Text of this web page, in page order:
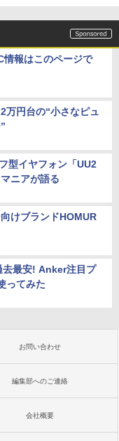
情報はこのページで
万円台の“小さなピュ
型イヤフォン「UU2
ニアが語る
けブランドHOMUR
最安! Anker注目プ
ってみた
お問い合わせ
編集部へのご連絡
会社概要